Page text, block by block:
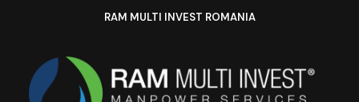
RAM MULTI INVEST ROMANIA